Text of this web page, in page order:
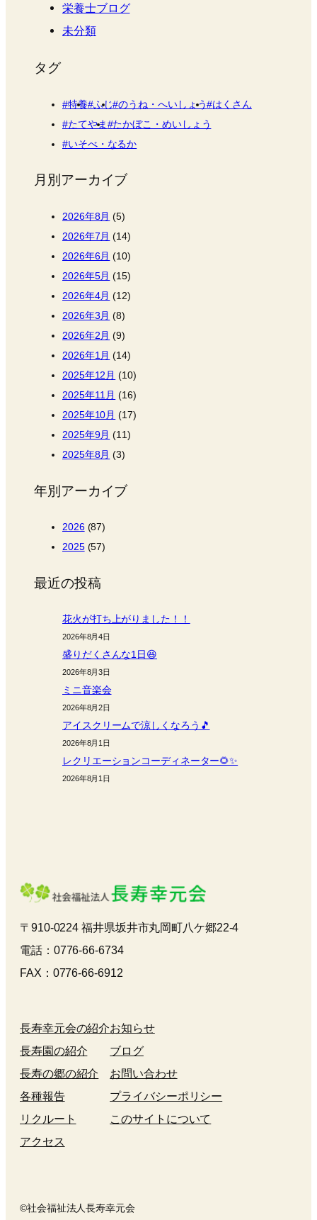
栄養士ブログ
未分類
タグ
特養 ふじ のうね・へいしょう はくさん
たてやま
たかぼこ・めいしょう
いそべ・なるか
月別アーカイブ
2026年8月 (5)
2026年7月 (14)
2026年6月 (10)
2026年5月 (15)
2026年4月 (12)
2026年3月 (8)
2026年2月 (9)
2026年1月 (14)
2025年12月 (10)
2025年11月 (16)
2025年10月 (17)
2025年9月 (11)
2025年8月 (3)
年別アーカイブ
2026(87)
2025(57)
最近の投稿
花火が打ち上がりました！！
2026年8月4日
盛りだくさんな1日😆
2026年8月3日
ミニ音楽会
2026年8月2日
アイスクリームで涼しくなろう🎵
2026年8月1日
レクリエーションコーディネーター🌻✨
2026年8月1日
〒910-0224 福井県坂井市丸岡町八ケ郷22-4
電話：0776-66-6734
FAX：0776-66-6912
長寿幸元会の紹介
長寿園の紹介
長寿の郷の紹介
各種報告
リクルート
アクセス
お知らせ
ブログ
お問い合わせ
プライバシーポリシー
このサイトについて
©社会福祉法人長寿幸元会